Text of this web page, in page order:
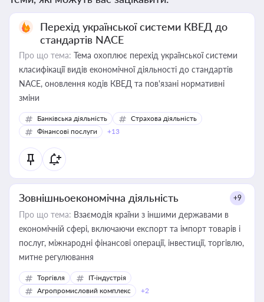
Перехід української системи КВЕД до
стандартів NACE
Про що тема: Тема охоплює перехід української системи
класифікації видів економічної діяльності до стандартів
NACE, оновлення кодів КВЕД та пов'язані нормативні
зміни
Банківська діяльність
Страхова діяльність
Фінансові послуги
+13
Зовнішньоекономічна діяльність +9
Про що тема: Взаємодія країни з іншими державами в
економічній сфері, включаючи експорт та імпорт товарів і
послуг, міжнародні фінансові операції, інвестиції, торгівлю,
митне регулювання
Торгівля
IT-індустрія
Агропромисловий комплекс
+2